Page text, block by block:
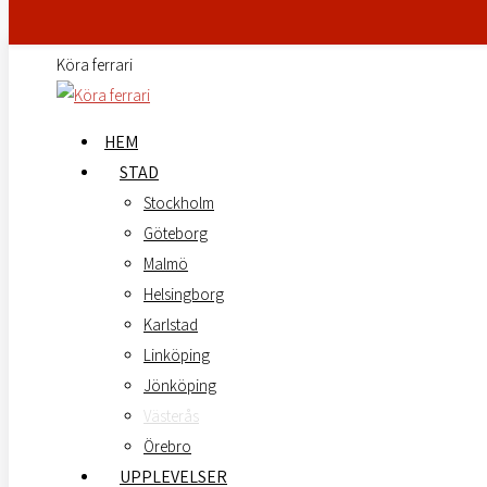
Köra ferrari
HEM
STAD
Stockholm
Göteborg
Malmö
Helsingborg
Karlstad
Linköping
Jönköping
Västerås
Örebro
UPPLEVELSER